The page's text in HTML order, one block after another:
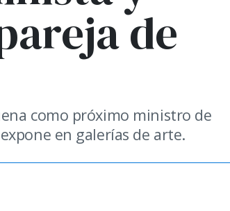
de
como próximo ministro de
en galerías de arte.